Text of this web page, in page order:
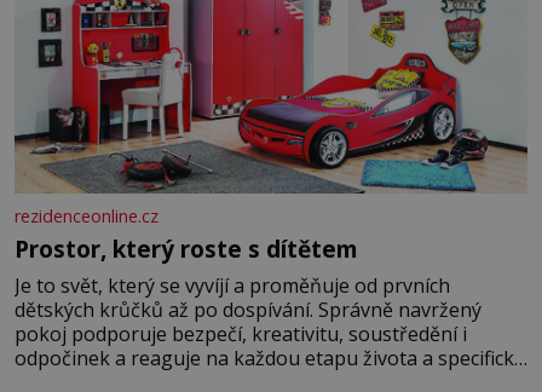
rezidenceonline.cz
Prostor, který roste s dítětem
Je to svět, který se vyvíjí a proměňuje od prvních
dětských krůčků až po dospívání. Správně navržený
pokoj podporuje bezpečí, kreativitu, soustředění i
odpočinek a reaguje na každou etapu života a specifické